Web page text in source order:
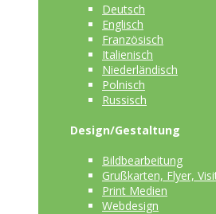
Deutsch
Englisch
Französisch
Italienisch
Niederländisch
Polnisch
Russisch
Design/Gestaltung
Bildbearbeitung
Grußkarten, Flyer,
Print Medien
Webdesign